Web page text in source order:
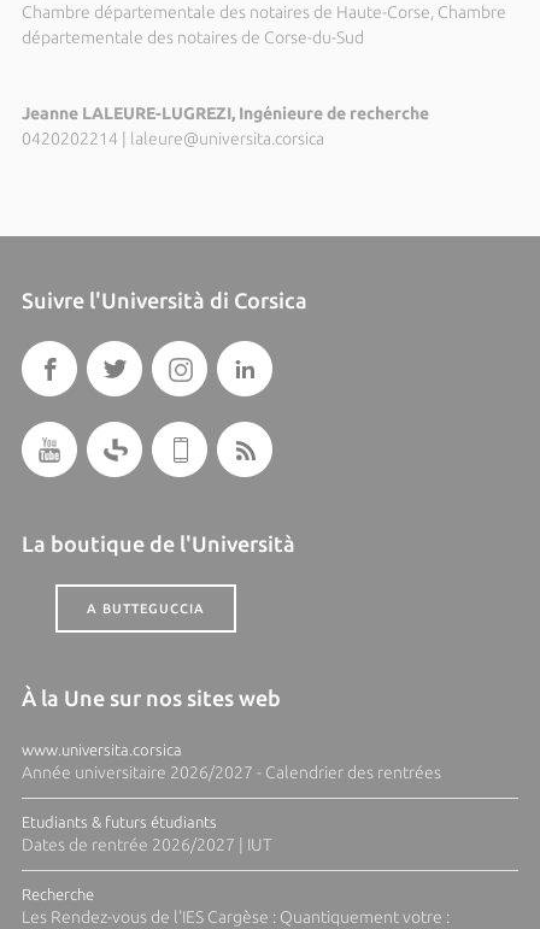
Chambre départementale des notaires de Haute-Corse, Chambre
départementale des notaires de Corse-du-Sud
Jeanne LALEURE-LUGREZI, Ingénieure de recherche
0420202214 | laleure@universita.corsica
Suivre l'Università di Corsica
La boutique de l'Università
A BUTTEGUCCIA
À la Une sur nos sites web
www.universita.corsica
Année universitaire 2026/2027 - Calendrier des rentrées
Etudiants & futurs étudiants
Dates de rentrée 2026/2027 | IUT
Recherche
Les Rendez-vous de l'IES Cargèse : Quantiquement votre :